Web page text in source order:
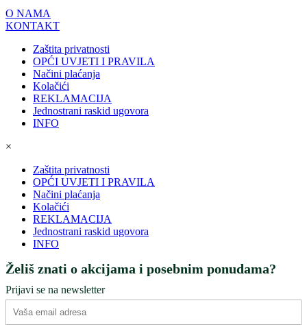
O NAMA
KONTAKT
Zaštita privatnosti
OPĆI UVJETI I PRAVILA
Načini plaćanja
Kolačići
REKLAMACIJA
Jednostrani raskid ugovora
INFO
×
Zaštita privatnosti
OPĆI UVJETI I PRAVILA
Načini plaćanja
Kolačići
REKLAMACIJA
Jednostrani raskid ugovora
INFO
Želiš znati o akcijama i posebnim ponudama?
Prijavi se na newsletter